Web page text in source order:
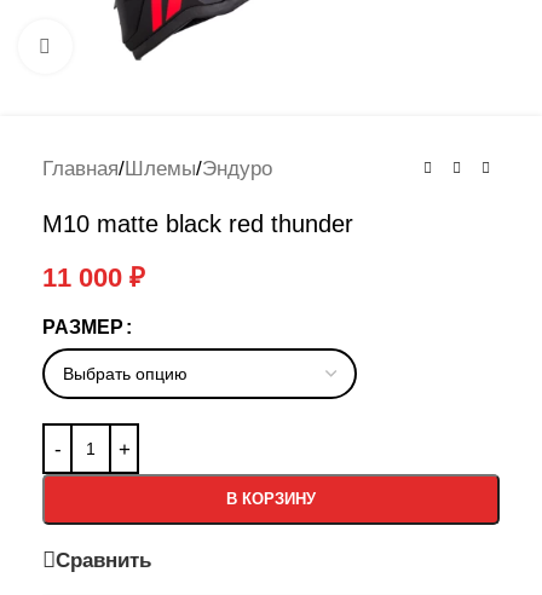
Нажмите, чтобы увеличить
Главная/Шлемы/Эндуро
M10 matte black red thunder
11 000 ₽
РАЗМЕР
В КОРЗИНУ
Сравнить